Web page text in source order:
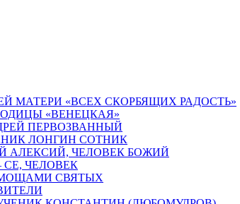
МАТЕРИ «ВСЕХ СКОРБЯЩИХ РАДОСТЬ»
«ВЕНЕЦКАЯ»
ПЕРВОЗВАННЫЙ
ЛОНГИН СОТНИК
АЛЕКСИЙ, ЧЕЛОВЕК БОЖИЙ
СЕ, ЧЕЛОВЕК
СВЯТЫХ